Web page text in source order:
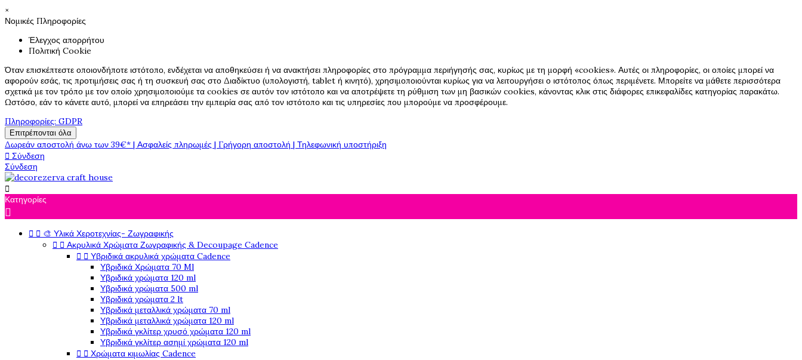
×
Νομικές Πληροφορίες
Έλεγχος απορρήτου
Πολιτική Cookie
Όταν επισκέπτεστε οποιονδήποτε ιστότοπο, ενδέχεται να αποθηκεύσει ή να ανακτήσει πληροφορίες στο πρόγραμμα περιήγησής σας, κυρίως με τη μορφή «cookies». Αυτές οι πληροφορίες, οι οποίες μπορεί να
αφορούν εσάς, τις προτιμήσεις σας ή τη συσκευή σας στο Διαδίκτυο (υπολογιστή, tablet ή κινητό), χρησιμοποιούνται κυρίως για να λειτουργήσει ο ιστότοπος όπως περιμένετε. Μπορείτε να μάθετε περισσότερα
σχετικά με τον τρόπο με τον οποίο χρησιμοποιούμε τα cookies σε αυτόν τον ιστότοπο και να αποτρέψετε τη ρύθμιση των μη βασικών cookies, κάνοντας κλικ στις διάφορες επικεφαλίδες κατηγορίας παρακάτω.
Ωστόσο, εάν το κάνετε αυτό, μπορεί να επηρεάσει την εμπειρία σας από τον ιστότοπο και τις υπηρεσίες που μπορούμε να προσφέρουμε.
Πληροφορίες: GDPR
Επιτρέπονται όλα
Δωρεάν αποστολή άνω των 39€* | Ασφαλείς πληρωμές | Γρήγορη αποστολή | Τηλεφωνική υποστήριξη
 Σύνδεση
Σύνδεση

Κατηγορίες

  🎨 Υλικά Χεροτεχνίας- Ζωγραφικής
  Ακρυλικά Χρώματα Ζωγραφικής & Decoupage Cadence
  Υβριδικά ακρυλικά χρώματα Cadence
Υβριδικά Χρώματα 70 Ml
Υβριδικά χρώματα 120 ml
Υβριδικά χρώματα 500 ml
Υβριδικά χρώματα 2 lt
Υβριδικά μεταλλικά χρώματα 70 ml
Υβριδικά μεταλλικά χρώματα 120 ml
Υβριδικά γκλίτερ χρυσό χρώματα 120 ml
Υβριδικά γκλίτερ ασημί χρώματα 120 ml
  Χρώματα κιμωλίας Cadence